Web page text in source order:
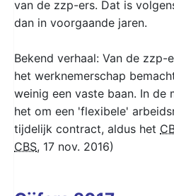
van de zzp-ers. Dat is
dan in voorgaande jaren.
Bekend verhaal: Van de zzp-
het werknemerschap
weinig een vaste baan. In de
het om een 'flexibele'
tijdelijk contract, aldus het
CBS, 17 nov. 2016)